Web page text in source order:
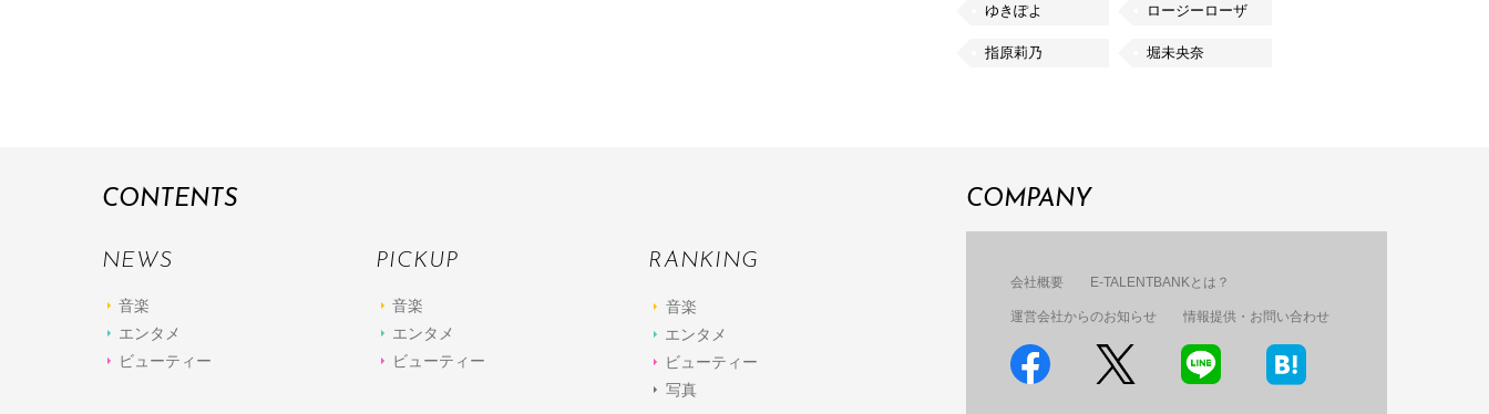
ゆきぽよ ロージーローザ
指原莉乃 堀未央奈
CONTENTS
NEWS
音楽
エンタメ
ビューティー
PICKUP
音楽
エンタメ
ビューティー
RANKING
音楽
エンタメ
ビューティー
写真
COMPANY
会社概要 E-TALENTBANKとは？
運営会社からのお知らせ 情報提供・お問い合わせ